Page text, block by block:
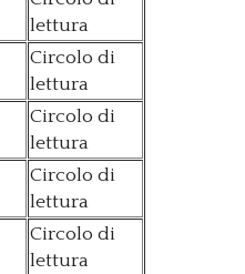
lettura
Circolo di
lettura
Circolo di
lettura
Circolo di
lettura
Circolo di
lettura